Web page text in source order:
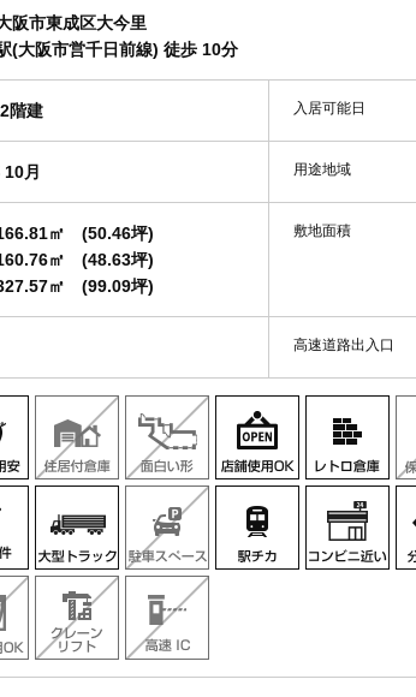
阪市東成区大今里
(大阪市営千日前線) 徒歩 10分
階建 入居可能日
月 用途地域
㎡
(50.46坪)
㎡
(48.63坪)
㎡ (99.09坪)
敷地面積
高速道路出入口